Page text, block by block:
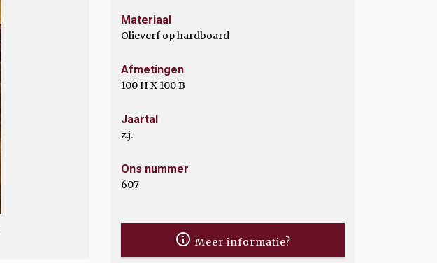
Materiaal
Olieverf op hardboard
Afmetingen
100 H X 100 B
Jaartal
z.j.
Ons nummer
607
Meer informatie?